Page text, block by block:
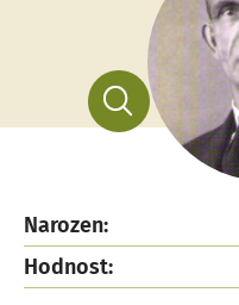
Narozen:
Hodnost: